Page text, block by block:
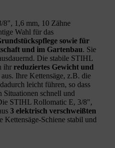
1,6 mm, 10 Zähne
Wahl für das
sowie für
und im Gartenbau. Sie
Die stabile STIHL
ihr reduziertes Gewicht und
aus. Ihre Kettensäge, z.B. die
leicht führen, so dass
Situationen schnell und
STIHL Rollomatic E, 3/8",
3 elektrisch verschweißten
Kettensäge-Schiene stabil und